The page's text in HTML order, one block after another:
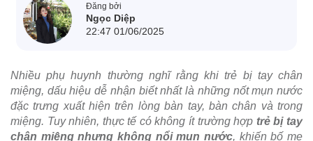
Đăng bởi
Ngọc Diệp
22:47 01/06/2025
Nhiều phụ huynh thường nghĩ rằng khi trẻ bị tay chân
miệng, dấu hiệu dễ nhận biết nhất là những nốt mụn nước
đặc trưng xuất hiện trên lòng bàn tay, bàn chân và trong
miệng. Tuy nhiên, thực tế có không ít trường hợp trẻ bị tay
chân miệng nhưng không nổi mụn nước, khiến bố mẹ